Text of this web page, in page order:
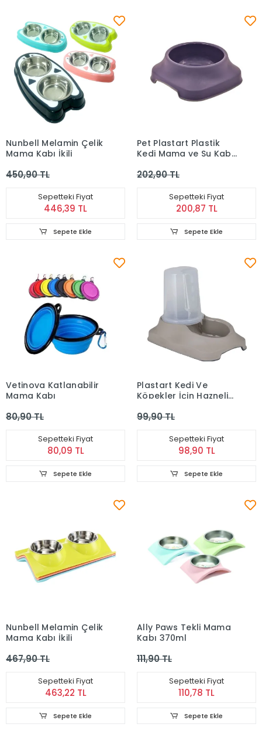
Nunbell Melamin Çelik
Mama Kabı İkili
450,90 TL
Sepetteki Fiyat
446,39 TL
Sepete Ekle
Pet Plastart Plastik
Kedi Mama ve Su Kabı
202,90 TL
Sepetteki Fiyat
200,87 TL
Sepete Ekle
Vetinova Katlanabilir
Mama Kabı
80,90 TL
Sepetteki Fiyat
80,09 TL
Sepete Ekle
Plastart Kedi Ve
Köpekler İçin Hazneli
Lt
99,90 TL
Sepetteki Fiyat
98,90 TL
Sepete Ekle
Nunbell Melamin Çelik
Mama Kabı İkili
467,90 TL
Sepetteki Fiyat
463,22 TL
Sepete Ekle
Ally Paws Tekli Mama
Kabı 370ml
111,90 TL
Sepetteki Fiyat
110,78 TL
Sepete Ekle